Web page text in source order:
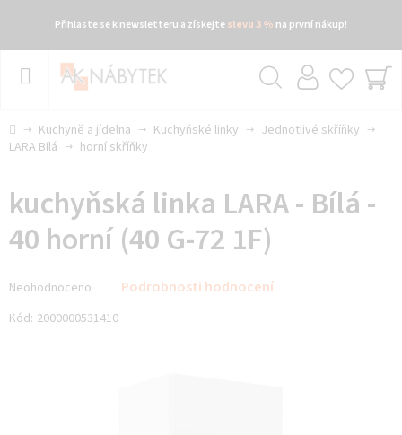
Přihlaste se k newsletteru a získejteslevu 3 % na první nákup!
Přejít
DomůKuchyně a jídelna Kuchyňské linky
Jednotlivé skříňky
LARA Bílá
horní skříňky
kuchyňská linka LARA - Bílá -
40 horní (40 G-72 1F)
hodnocení
produktu
Neohodnoceno Podrobnosti hodnocení
Kód: 2000000531410